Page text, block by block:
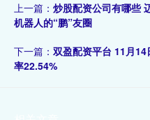
上一篇： 炒股配资公司有哪些
机器人的“鹏”友圈
下一篇： 双盈配资平台 11月
率22.54%